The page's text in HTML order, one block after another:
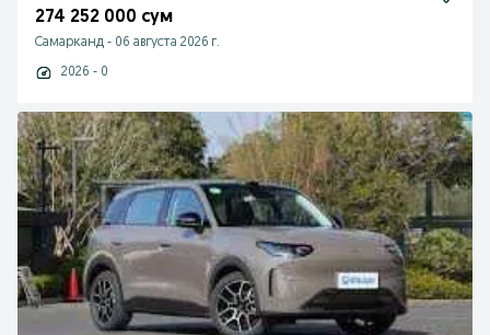
274 252 000 сум
Самарканд - 06 августа 2026 г.
2026 - 0